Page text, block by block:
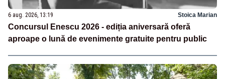
6 aug. 2026, 13:19 Stoica Marian
Concursul Enescu 2026 - ediția aniversară oferă
aproape o lună de evenimente gratuite pentru public